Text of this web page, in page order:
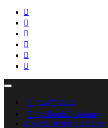






 כניסה לחשבון

מנוי FoodsDictionary
מתכונים קטגוריות מתכונים